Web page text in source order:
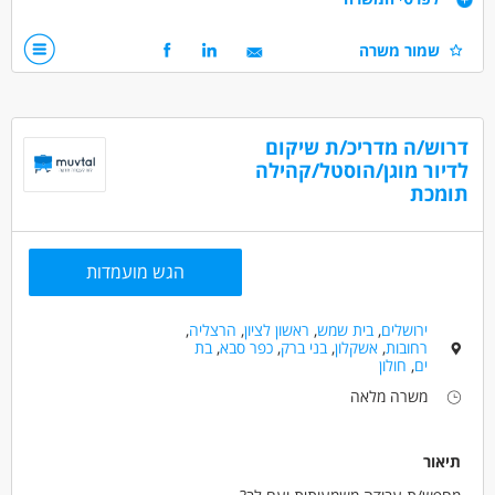
מתן מענה לצרכים של הדיירים
יכולת עבודה עצמאית וקבלת החלטות
דרושים בתחום
עבודה מיידית
משרה חלקית
סטודנטים בני 50 פלוס
שמור משרה
דרוש/ה מדריכ/ת שיקום
לדיור מוגן/הוסטל/קהילה
תומכת
הגש מועמדות
ירושלים,בית שמש, ראשון לציון, הרצליה,
רחובות,אשקלון,בני ברק,כפר סבא,בת
ים, חולון
משרה מלאה
תיאור